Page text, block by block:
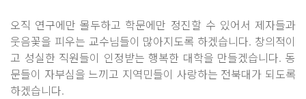
오직 연구에만 몰두하고 학문에만 정진할 수 있어서 제자들과
웃음꽃을 피우는 교수님들이 많아지도록 하겠습니다. 창의적이
고 성실한 직원들이 인정받는 행복한 대학을 만들겠습니다. 동
문들이 자부심을 느끼고 지역민들이 사랑하는 전북대가 되도록
하겠습니다.